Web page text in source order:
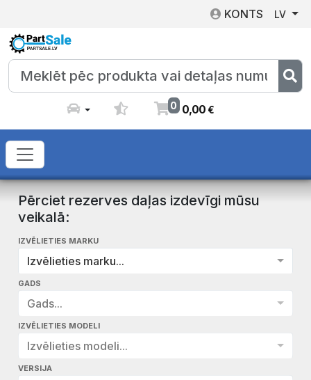
KONTS LV
0 0,00€
Pērciet rezerves daļas izdevīgi mūsu
veikalā:
IZVĒLIETIES MARKU
Izvēlieties marku...
GADS
Gads...
IZVĒLIETIES MODELI
Izvēlieties modeli...
VERSIJA